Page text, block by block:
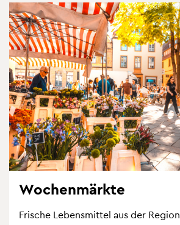
Wo­chen­märk­te
Fri­sche Le­bens­mit­tel aus der Re­gi­on